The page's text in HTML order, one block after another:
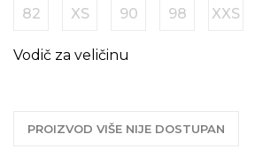
82 XS 90 98 XXS
Vodič za veličinu
PROIZVOD VIŠE NIJE DOSTUPAN